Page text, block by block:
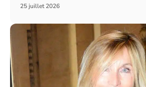
25 juillet 2026